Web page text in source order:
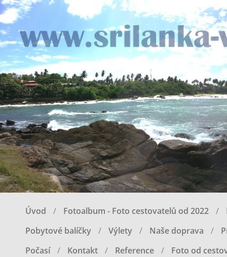
Úvod Fotoalbum - Foto cestovatelů od 2022
Pobytové balíčky
Výlety Naše doprava
Počasí
Kontakt Reference
Foto od